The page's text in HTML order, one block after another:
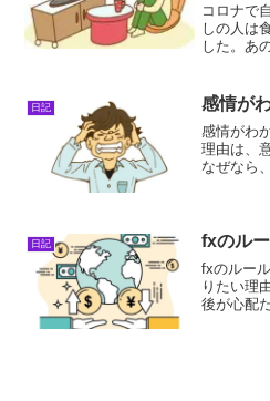
コロナで
しの人は
した。あ
ロナ自宅
がいて、
日記 感情が
感情がわ
理由は、
なぜなら
というこ
日記 fxのル
fxのルー
りたい理
後が心配